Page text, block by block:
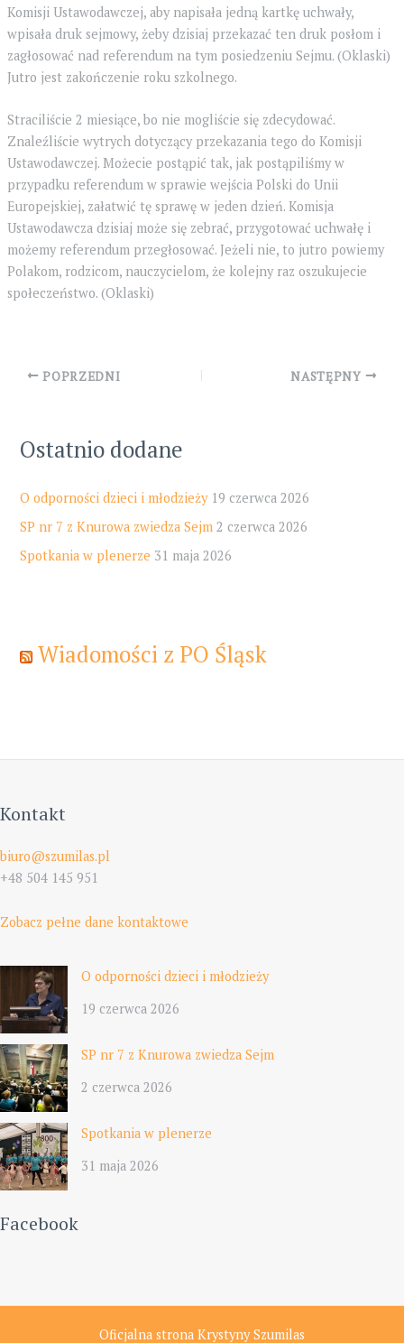
Komisji Ustawodawczej, aby napisała jedną kartkę uchwały,
wpisała druk sejmowy, żeby dzisiaj przekazać ten druk posłom i
zagłosować nad referendum na tym posiedzeniu Sejmu. (Oklaski)
Jutro jest zakończenie roku szkolnego.
Straciliście 2 miesiące, bo nie mogliście się zdecydować.
Znaleźliście wytrych dotyczący przekazania tego do Komisji
Ustawodawczej. Możecie postąpić tak, jak postąpiliśmy w
przypadku referendum w sprawie wejścia Polski do Unii
Europejskiej, załatwić tę sprawę w jeden dzień. Komisja
Ustawodawcza dzisiaj może się zebrać, przygotować uchwałę i
możemy referendum przegłosować. Jeżeli nie, to jutro powiemy
Polakom, rodzicom, nauczycielom, że kolejny raz oszukujecie
społeczeństwo. (Oklaski)
Post
POPRZEDNI NASTĘPNY
Ostatnio dodane
O odporności dzieci i młodzieży 19 czerwca 2026
SP nr 7 z Knurowa zwiedza Sejm 2 czerwca 2026
Spotkania w plenerze 31 maja 2026
Wiadomości z PO Śląsk
Kontakt
biuro@szumilas.pl
+48 504 145 951
Zobacz pełne dane kontaktowe
O odporności dzieci i młodzieży
19 czerwca 2026
SP nr 7 z Knurowa zwiedza Sejm
2 czerwca 2026
Spotkania w plenerze
31 maja 2026
Facebook
Oficjalna strona Krystyny Szumilas